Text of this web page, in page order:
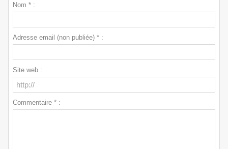
Nom * :
Adresse email (non publiée) * :
Site web :
Commentaire * :